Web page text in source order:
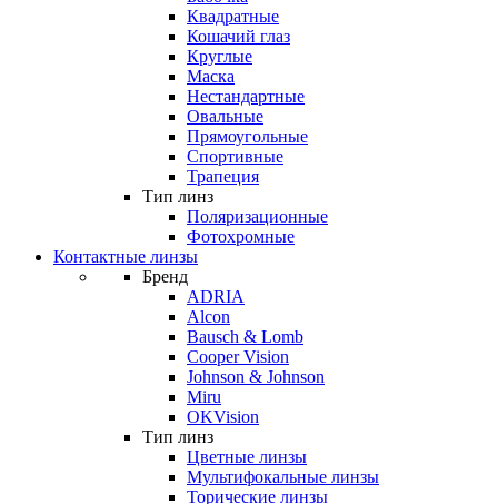
Квадратные
Кошачий глаз
Круглые
Маска
Нестандартные
Овальные
Прямоугольные
Спортивные
Трапеция
Тип линз
Поляризационные
Фотохромные
Контактные линзы
Бренд
ADRIA
Alcon
Bausch & Lomb
Cooper Vision
Johnson & Johnson
Miru
OKVision
Тип линз
Цветные линзы
Мультифокальные линзы
Торические линзы